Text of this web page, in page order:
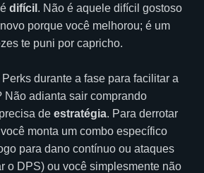
é difícil . Não é aquele difícil gostoso
porque você melhorou; é um
te puni por capricho.
durante a fase para facilitar a
Não adianta sair comprando
de estratégia. Para derrotar
monta um combo específico
para dano contínuo ou ataques
o DPS) ou você simplesmente não